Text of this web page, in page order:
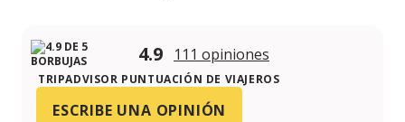
4.9 111 opiniones
TRIPADVISOR PUNTUACIÓN DE VIAJEROS
ESCRIBE UNA OPINIÓN